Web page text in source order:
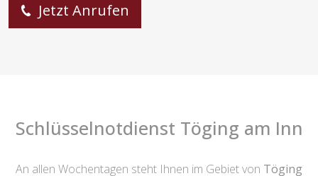
Jetzt Anrufen
Schlüsselnotdienst Töging am Inn
An allen Wochentagen steht Ihnen im Gebiet von Töging